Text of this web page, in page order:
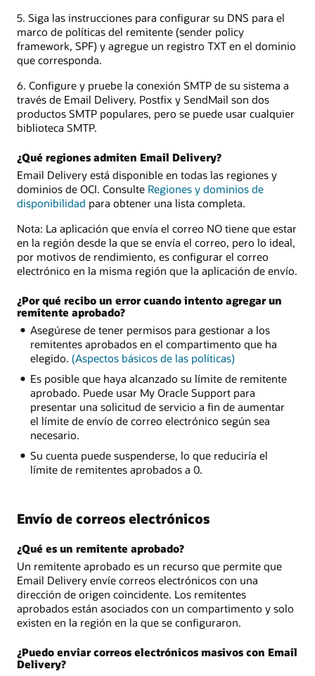
5. Siga las instrucciones para configurar su DNS para el
marco de políticas del remitente (sender policy
framework, SPF) y agregue un registro TXT en el dominio
que corresponda.
6. Configure y pruebe la conexión SMTP de su sistema a
través de Email Delivery. Postfix y SendMail son dos
productos SMTP populares, pero se puede usar cualquier
biblioteca SMTP.
¿Qué regiones admiten Email Delivery?
Email Delivery está disponible en todas las regiones y
dominios de OCI. Consulte Regiones y dominios de
disponibilidad para obtener una lista completa.
Nota: La aplicación que envía el correo NO tiene que estar
en la región desde la que se envía el correo, pero lo ideal,
por motivos de rendimiento, es configurar el correo
electrónico en la misma región que la aplicación de envío.
¿Por qué recibo un error cuando intento agregar un
remitente aprobado?
Asegúrese de tener permisos para gestionar a los
remitentes aprobados en el compartimento que ha
elegido. (Aspectos básicos de las políticas)
Es posible que haya alcanzado su límite de remitente
aprobado. Puede usar My Oracle Support para
presentar una solicitud de servicio a fin de aumentar
el límite de envío de correo electrónico según sea
necesario.
Su cuenta puede suspenderse, lo que reduciría el
límite de remitentes aprobados a 0.
Envío de correos electrónicos
¿Qué es un remitente aprobado?
Un remitente aprobado es un recurso que permite que
Email Delivery envíe correos electrónicos con una
dirección de origen coincidente. Los remitentes
aprobados están asociados con un compartimento y solo
existen en la región en la que se configuraron.
¿Puedo enviar correos electrónicos masivos con Email
Delivery?